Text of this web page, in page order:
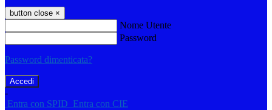
button close ×
Nome Utente
Password
Password dimenticata?
-
Entra con SPID Entra con CIE